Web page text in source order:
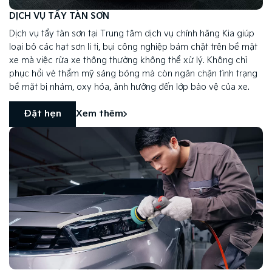
DỊCH VỤ TẨY TÀN SƠN
Dịch vụ tẩy tàn sơn tại Trung tâm dịch vụ chính hãng Kia giúp
loại bỏ các hạt sơn li ti, bụi công nghiệp bám chặt trên bề mặt
xe mà việc rửa xe thông thường không thể xử lý. Không chỉ
phục hồi vẻ thẩm mỹ sáng bóng mà còn ngăn chặn tình trạng
bề mặt bị nhám, oxy hóa, ảnh hưởng đến lớp bảo vệ của xe.
Đặt hẹn Xem thêm